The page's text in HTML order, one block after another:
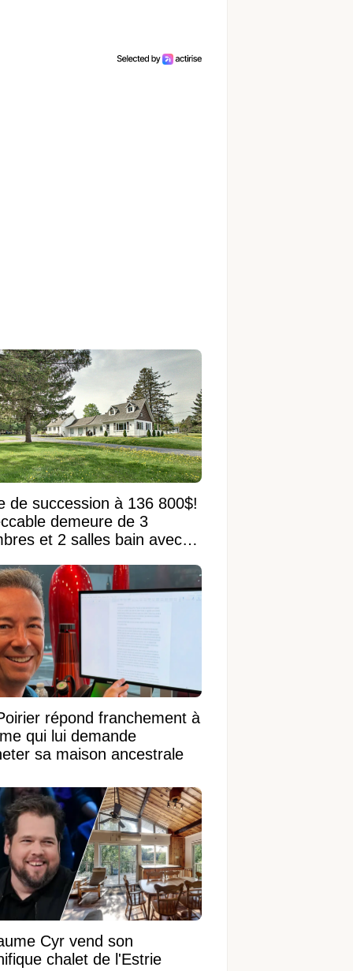
de succession à 136 800$!
demeure de 3
et 2 salles bain avec
répond franchement à
qui lui demande
sa maison ancestrale
Cyr vend son
chalet de l'Estrie